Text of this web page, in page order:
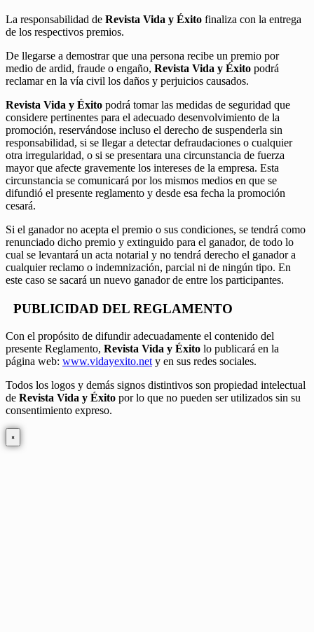
La responsabilidad de Revista Vida y Éxito finaliza con la entrega
de los respectivos premios.
De llegarse a demostrar que una persona recibe un premio por
medio de ardid, fraude o engaño, Revista Vida y Éxito podrá
reclamar en la vía civil los daños y perjuicios causados.
Revista Vida y Éxito podrá tomar las medidas de seguridad que
considere pertinentes para el adecuado desenvolvimiento de la
promoción, reservándose incluso el derecho de suspenderla sin
responsabilidad, si se llegar a detectar defraudaciones o cualquier
otra irregularidad, o si se presentara una circunstancia de fuerza
mayor que afecte gravemente los intereses de la empresa. Esta
circunstancia se comunicará por los mismos medios en que se
difundió el presente reglamento y desde esa fecha la promoción
cesará.
Si el ganador no acepta el premio o sus condiciones, se tendrá como
renunciado dicho premio y extinguido para el ganador, de todo lo
cual se levantará un acta notarial y no tendrá derecho el ganador a
cualquier reclamo o indemnización, parcial ni de ningún tipo. En
este caso se sacará un nuevo ganador de entre los participantes.
PUBLICIDAD DEL REGLAMENTO
Con el propósito de difundir adecuadamente el contenido del
presente Reglamento, Revista Vida y Éxito lo publicará en la
página web: www.vidayexito.net y en sus redes sociales.
Todos los logos y demás signos distintivos son propiedad intelectual
de Revista Vida y Éxito por lo que no pueden ser utilizados sin su
consentimiento expreso.
×